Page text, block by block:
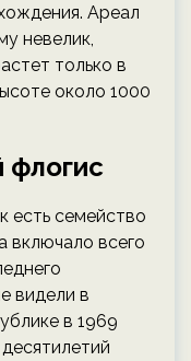
Ареал
невелик,
только в
около 1000
флогис
есть семейство
включало всего
видели в
в 1969